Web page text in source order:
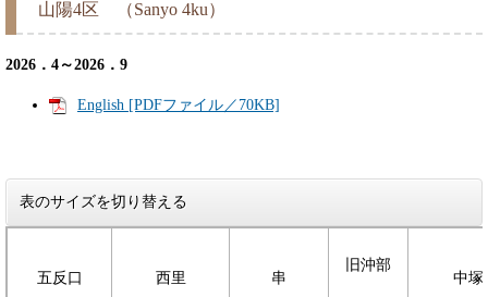
山陽4区 （Sanyo 4ku）
2026．4～2026．9
English [PDFファイル／70KB]
表のサイズを切り替える
五反口 西里 串
旧沖部
中塚